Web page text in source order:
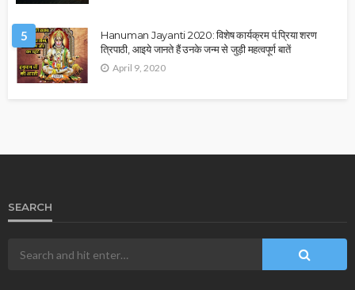
5
Hanuman Jayanti 2020: विशेष कार्यक्रम पं.प्रिया शरण
त्रिपाठी, आइये जानते हैं उनके जन्म से जुड़ी महत्वपूर्ण बातें
April 9, 2020
SEARCH